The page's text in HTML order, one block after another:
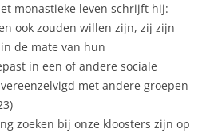
monastieke leven schrijft hij:
ook zouden willen zijn, zij zijn
de mate van hun
in een of andere sociale
met andere groepen
zoeken bij onze kloosters zijn op